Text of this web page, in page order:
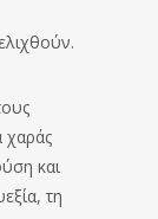
χαράς
και
τη